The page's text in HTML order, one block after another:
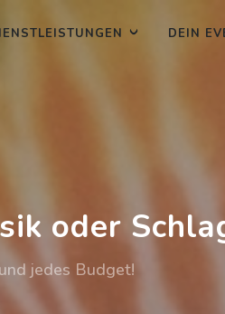
DEIN
oder
jedes Budget!